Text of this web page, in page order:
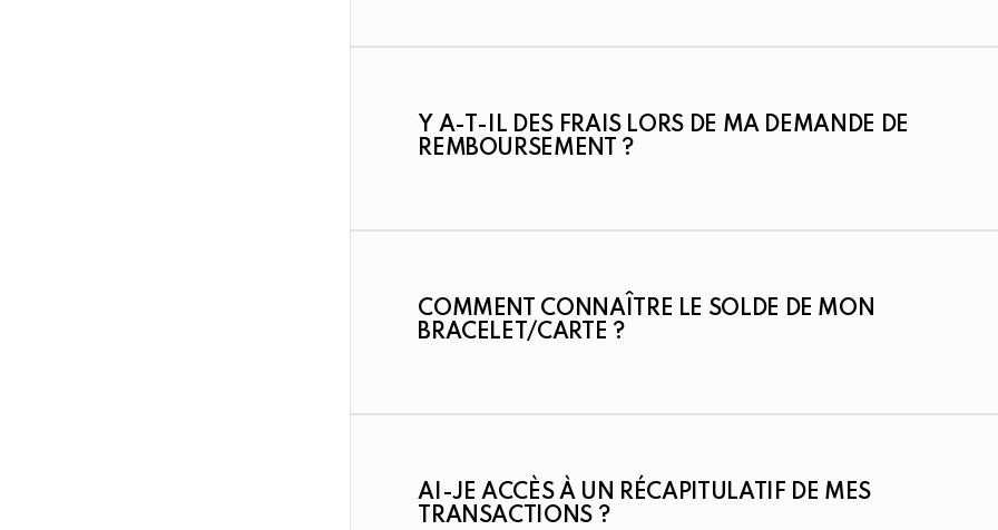
Y A-T-IL DES FRAIS LORS DE MA DEMANDE DE
REMBOURSEMENT ?
COMMENT CONNAÎTRE LE SOLDE DE MON
BRACELET/CARTE ?
AI-JE ACCÈS À UN RÉCAPITULATIF DE MES
TRANSACTIONS ?